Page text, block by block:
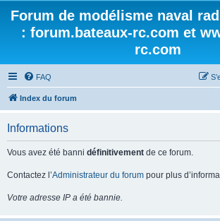
Forum de modélisme naval
: forum.bateaux-rc.com et
rc.com
FAQ
Index du forum
Informations
Vous avez été banni définitivement de ce forum.
Contactez l’Administrateur du forum pour plus
Votre adresse IP a été bannie.